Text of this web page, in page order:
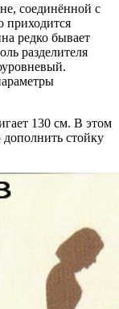
соединённой с
приходится
редко бывает
разделителя
130 см. В этом
дополнить стойку